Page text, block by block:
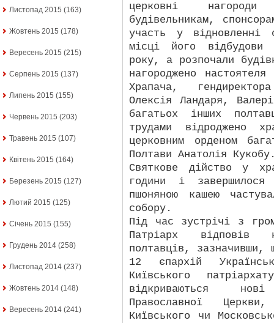
Листопад 2015 (163)
Жовтень 2015 (178)
Вересень 2015 (215)
Серпень 2015 (137)
Липень 2015 (155)
Червень 2015 (203)
Травень 2015 (107)
Квітень 2015 (164)
Березень 2015 (127)
Лютий 2015 (125)
Січень 2015 (155)
Грудень 2014 (258)
Листопад 2014 (237)
Жовтень 2014 (148)
Вересень 2014 (241)
церковні нагороди
будівельникам,
участь у відновленні
місці його
року, а розпочали
нагороджено
Храпача,
Олексія Ландаря,
багатьох інших
трудами відроджено
церковним орденом
Полтави Анатолія
Святкове дійство у
години і завершилося
пшоняною кашею
собору.
Під час зустрічі з
Патріарх відповів
полтавців, зазначивши,
12 єпархій
Київського
відкриваються
Православної
Київського чи